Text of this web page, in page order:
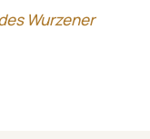
Wurzener